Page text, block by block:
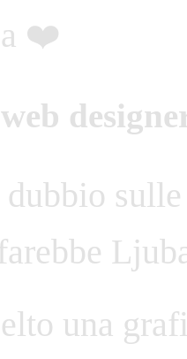
❤️
dubbio
una